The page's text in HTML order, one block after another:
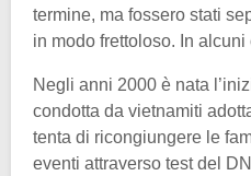
termine, ma fossero stati
in modo frettoloso. In
Negli anni 2000 è nata
condotta da vietnamiti
tenta di ricongiungere le
eventi attraverso test del